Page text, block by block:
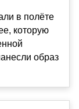
в полёте
которую
образ